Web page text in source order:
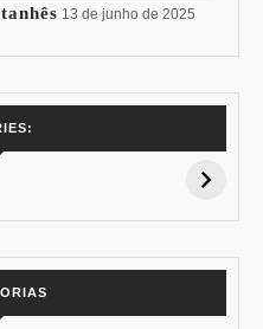
13 de junho de 2025
Pessoal: Os